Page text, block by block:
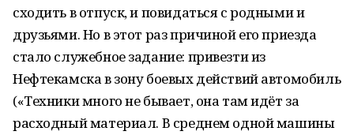
сходить в отпуск, и повидаться с родными и
друзьями. Но в этот раз причиной его приезда
стало служебное задание: привезти из
Нефтекамска в зону боевых действий автомобиль
(«Техники много не бывает, она там идёт за
расходный материал. В среднем одной машины